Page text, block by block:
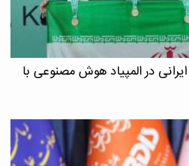
در المپیاد هوش مصنوعی با